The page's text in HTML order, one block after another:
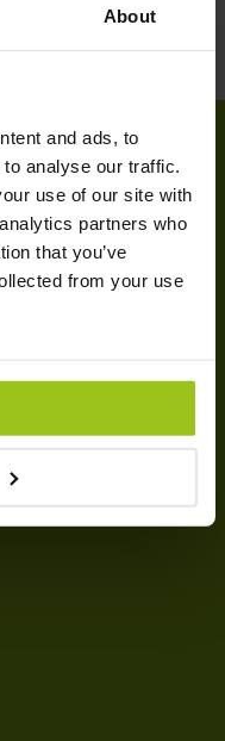
About
and ads, to
analyse our traffic.
use of our site with
partners who
that you’ve
from your use